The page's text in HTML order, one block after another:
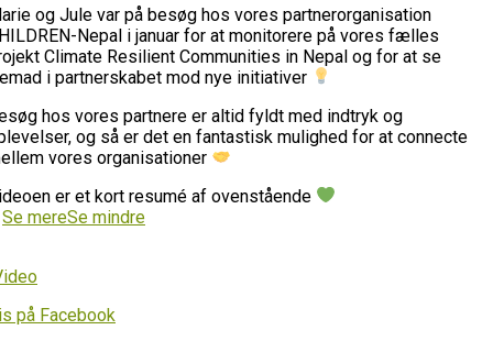
og Jule var på besøg hos vores partnerorganisation
Nepal i januar for at monitorere på vores fælles
Climate Resilient Communities in Nepal og for at se
i partnerskabet mod nye initiativer
hos vores partnere er altid fyldt med indtryk og
og så er det en fantastisk mulighed for at connecte
vores organisationer
er et kort resumé af ovenstående
Se mereSe mindre
på Facebook